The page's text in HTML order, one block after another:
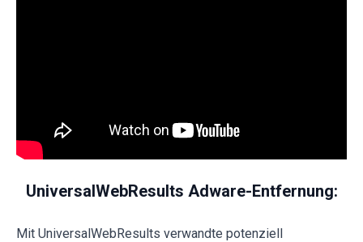
UniversalWebResults Adware-Entfernung:
Mit UniversalWebResults verwandte potenziell